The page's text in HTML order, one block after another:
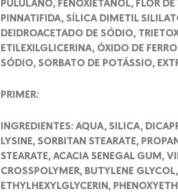
PULULANO, FENOXIETANOL, FLOR
PINNATIFIDA, SÍLICA DIMETIL
DEIDROACETADO DE SÓDIO,
ETILEXILGLICERINA, ÓXIDO DE
SÓDIO, SORBATO DE POTÁSSIO,
PRIMER:
INGREDIENTES: AQUA, SILICA,
LYSINE, SORBITAN STEARATE,
STEARATE, ACACIA SENEGAL GUM,
CROSSPOLYMER, BUTYLENE
ETHYLHEXYLGLYCERIN,